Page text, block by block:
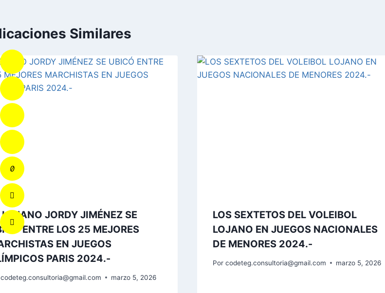
Similares
LOJANO JORDY JIMÉNEZ SE
ENTRE LOS 25 MEJORES
EN JUEGOS
PARIS 2024.-
codeteg.consultoria@gmail.com marzo 5, 2026
LOS SEXTETOS DEL VOLEIBOL
LOJANO EN JUEGOS NACIONALES
DE MENORES 2024.-
Por codeteg.consultoria@gmail.com marzo 5, 2026